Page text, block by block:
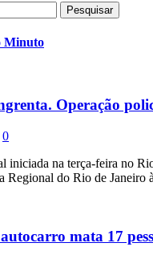
Minuto
Operação
0
iniciada na terça-feira no
Regional do Rio de Janeiro à
mata 17